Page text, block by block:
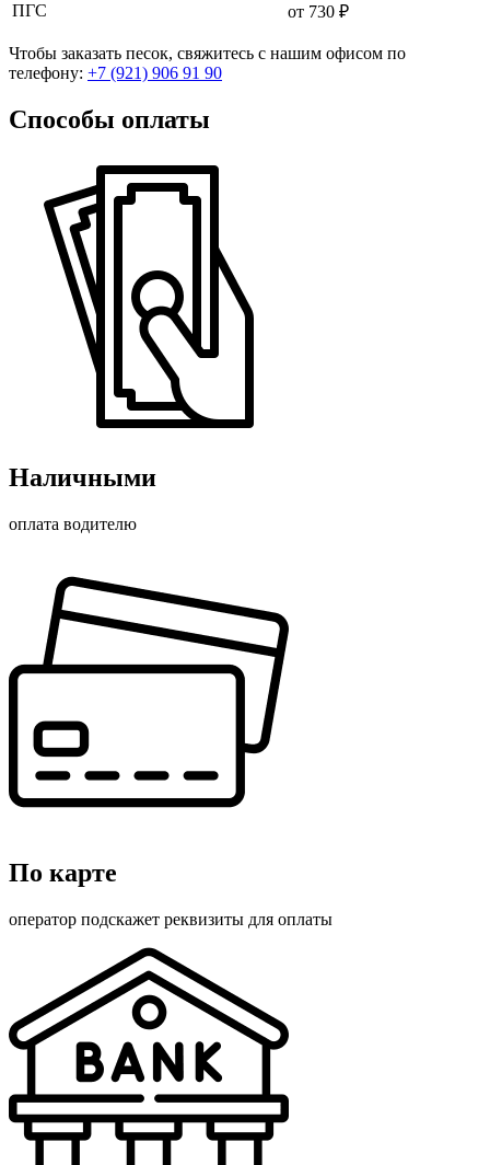
ПГС
от 730 ₽
Чтобы заказать песок, свяжитесь с нашим офисом по
телефону: +7 (921) 906 91 90
Способы оплаты
Наличными
оплата водителю
По карте
оператор подскажет реквизиты для оплаты